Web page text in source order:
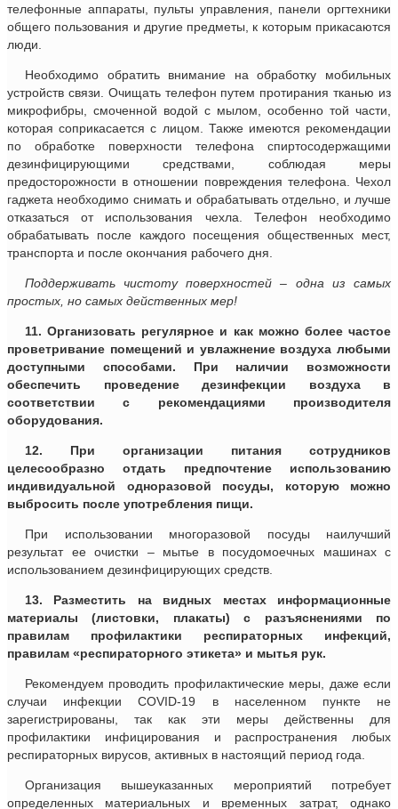
телефонные аппараты, пульты управления, панели оргтехники
общего пользования и другие предметы, к которым прикасаются
люди.
Необходимо обратить внимание на обработку мобильных
устройств связи. Очищать телефон путем протирания тканью из
микрофибры, смоченной водой с мылом, особенно той части,
которая соприкасается с лицом. Также имеются рекомендации
по обработке поверхности телефона спиртосодержащими
дезинфицирующими средствами, соблюдая меры
предосторожности в отношении повреждения телефона. Чехол
гаджета необходимо снимать и обрабатывать отдельно, и лучше
отказаться от использования чехла. Телефон необходимо
обрабатывать после каждого посещения общественных мест,
транспорта и после окончания рабочего дня.
Поддерживать чистоту поверхностей – одна из самых
простых, но самых действенных мер!
11. Организовать регулярное и как можно более частое
проветривание помещений и увлажнение воздуха любыми
доступными способами. При наличии возможности
обеспечить проведение дезинфекции воздуха в
соответствии с рекомендациями производителя
оборудования.
12. При организации питания сотрудников
целесообразно отдать предпочтение использованию
индивидуальной одноразовой посуды, которую можно
выбросить после употребления пищи.
При использовании многоразовой посуды наилучший
результат ее очистки – мытье в посудомоечных машинах с
использованием дезинфицирующих средств.
13. Разместить на видных местах информационные
материалы (листовки, плакаты) с разъяснениями по
правилам профилактики респираторных инфекций,
правилам «респираторного этикета» и мытья рук.
Рекомендуем проводить профилактические меры, даже если
случаи инфекции СОVID-19 в населенном пункте не
зарегистрированы, так как эти меры действенны для
профилактики инфицирования и распространения любых
респираторных вирусов, активных в настоящий период года.
Организация вышеуказанных мероприятий потребует
определенных материальных и временных затрат, однако